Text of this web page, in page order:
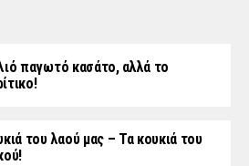
παγωτό κασάτο, αλλά το
του λαού μας – Τα κουκιά του